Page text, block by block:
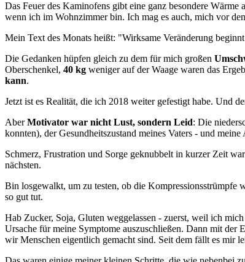
Das Feuer des Kaminofens gibt eine ganz besondere
wenn ich im Wohnzimmer bin. Ich mag es auch, mich vor
Mein Text des Monats heißt: "Wirksame Veränderung
Die Gedanken hüpfen gleich zu dem für mich großen
Oberschenkel, 40 kg weniger auf der Waage waren das
kann.
Jetzt ist es Realität, die ich 2018 weiter gefestigt habe. Und
AberMotivator war nicht Lust, sondern Leid: Die
konnten), der Gesundheitszustand meines Vaters - und
Schmerz, Frustration und Sorge geknubbelt in kurzer Zeit
nächsten.
Bin losgewalkt, um zu testen, ob die
so gut tut.
Hab Zucker, Soja, Gluten weggelassen - zuerst, weil ich
Ursache für meine Symptome auszuschließen. Dann mit
wir Menschen eigentlich gemacht sind. Seit dem fällt es mir